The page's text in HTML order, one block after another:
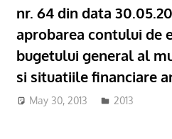
nr. 64 din data
aprobarea contului de
bugetului general al
si situatiile financiare
May 30, 2013 2013